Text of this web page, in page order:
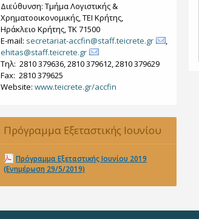
Διεύθυνση: Τμήμα Λογιστικής &
Χρηματοοικονομικής, ΤΕΙ Κρήτης,
Ηράκλειο Κρήτης, ΤΚ 71500
E-mail: secretariat-accfin@staff.teicrete.gr
,
ehitas@staff.teicrete.gr
Tηλ: 2810 379636, 2810 379612, 2810 379629
Fax: 2810 379625
Website: www.teicrete.gr/accfin
Πρόγραμμα Εξεταστικής Ιουνίου
2019 (Ενημέρωση 29/5/2019)
Πρόγραμμα Εξεταστικής Ιουνίου 2019
(Ενημέρωση 29/5/2019)